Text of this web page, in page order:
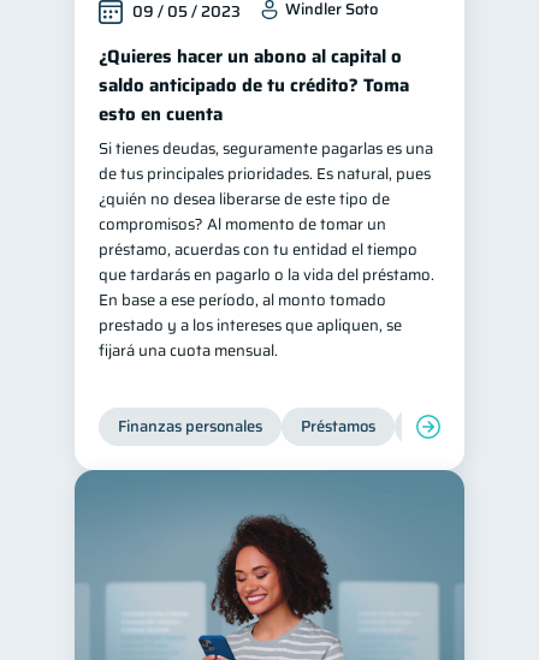
09 / 05 / 2023 Windler Soto
¿Quieres hacer un abono al capital o
saldo anticipado de tu crédito? Toma
esto en cuenta
Si tienes deudas, seguramente pagarlas es una
de tus principales prioridades. Es natural, pues
¿quién no desea liberarse de este tipo de
compromisos? Al momento de tomar un
préstamo, acuerdas con tu entidad el tiempo
que tardarás en pagarlo o la vida del préstamo.
En base a ese período, al monto tomado
prestado y a los intereses que apliquen, se
fijará una cuota mensual.
Finanzas personales Préstamos Productos